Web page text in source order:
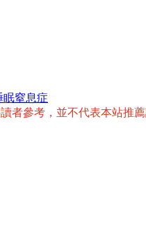
眠窒息症
者參考，並不代表本站